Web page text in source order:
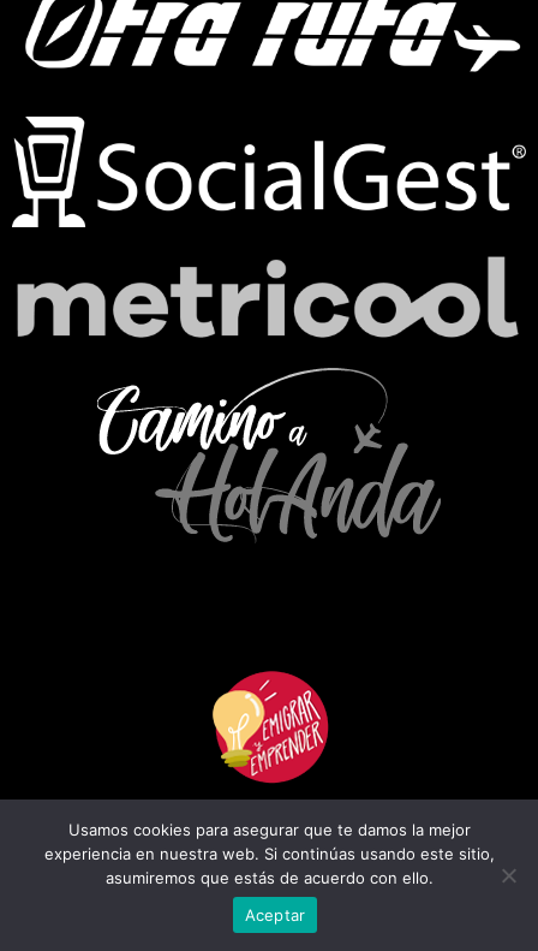
¡Únete a la Comunidad!
Política de privacidad|Política de reembolso
by HolaMarketing
reservados
Usamos cookies para asegurar que te damos la mejor
experiencia en nuestra web. Si continúas usando este sitio,
asumiremos que estás de acuerdo con ello.
Aceptar